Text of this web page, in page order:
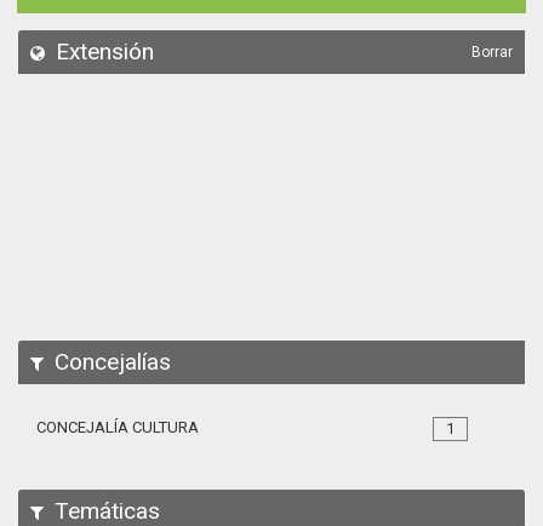
API
Extensión Borrar
Concejalías
1
CONCEJALÍA CULTURA
Temáticas